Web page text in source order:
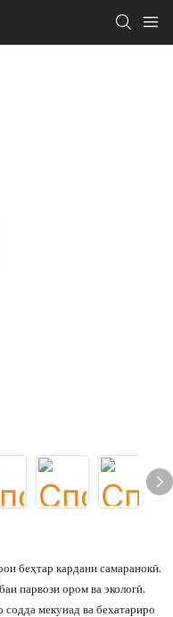
беҳтар кардани самаранокӣ.
парвози ором ва экологӣ.
мекунад ва бехатариро